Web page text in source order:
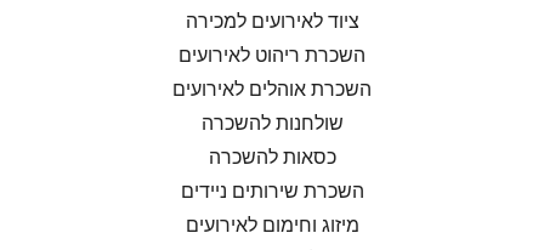
ציוד לאירועים למכירה
השכרת ריהוט לאירועים
השכרת אוהלים לאירועים
שולחנות להשכרה
כסאות להשכרה
השכרת שירותים ניידים
מיזוג וחימום לאירועים